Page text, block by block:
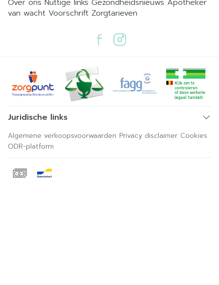
Over ons Nuttige links Gezondheidsnieuws Apotheker
van wacht Voorschrift Zorgtarieven
Juridische links
Algemene verkoopsvoorwaarden Privacy disclaimer Cookies
ODR-platform